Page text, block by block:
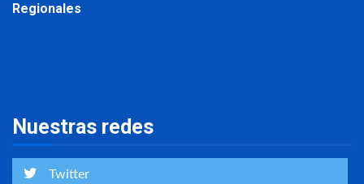
Regionales
Nuestras redes
Twitter